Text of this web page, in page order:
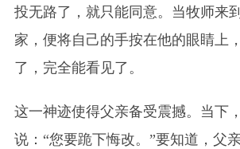
投无路了，就只能同意。当牧师来
家，便将自己的手按在他的眼睛上
了，完全能看见了。
这一神迹使得父亲备受震撼。当下
说：“您要跪下悔改。”要知道，父